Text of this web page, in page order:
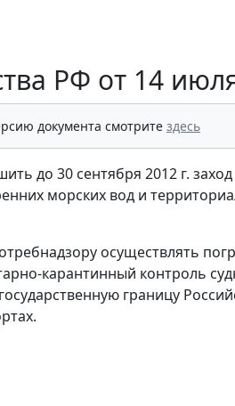
РФ от 14
документа смотрите здесь
до 30 сентября 2012 г.
морских вод и
осуществлять
карантинный контроль
границу